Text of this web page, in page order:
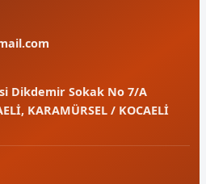
Dikdemir Sokak No 7/A
KARAMÜRSEL / KOCAELİ